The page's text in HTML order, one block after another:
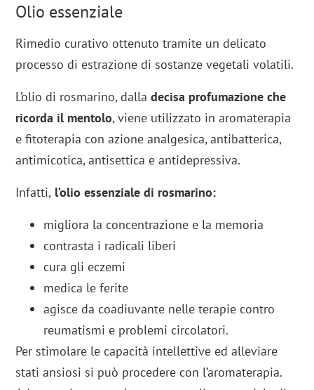
Olio essenziale
Rimedio curativo ottenuto tramite un delicato
processo di estrazione di sostanze vegetali volatili.
L’olio di rosmarino, dalladecisa profumazione che
ricorda il mentolo, viene utilizzato in aromaterapia
e fitoterapia con azione analgesica, antibatterica,
antimicotica, antisettica e antidepressiva.
Infatti, l’olio essenziale di rosmarino:
migliora la concentrazione e la memoria
contrasta i radicali liberi
cura gli eczemi
medica le ferite
agisce da coadiuvante nelle terapie contro
reumatismi e problemi circolatori.
Per stimolare le capacità intellettive ed alleviare
stati ansiosi si può procedere con l’aromaterapia.